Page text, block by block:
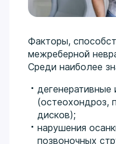
Факторы,
межреберной
Среди наиболее
дегенеративные
(остеохондроз,
дисков);
нарушения
позвоночных